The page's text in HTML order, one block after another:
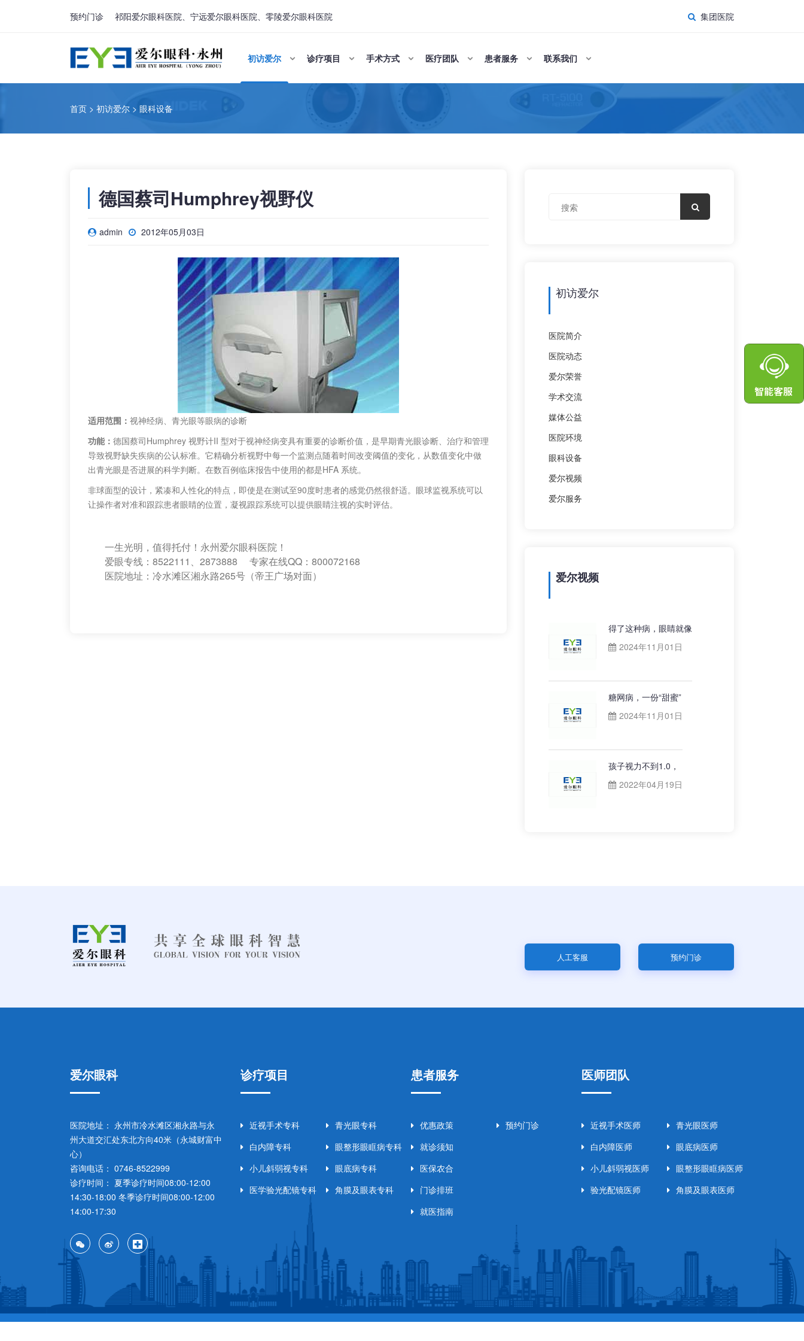
预约门诊 祁阳爱尔眼科医院、宁远爱尔眼科医院、零陵爱尔眼科医院 集团医院
初访爱尔 诊疗项目 手术方式 医疗团队 患者服务 联系我们
首页 > 初访爱尔 > 眼科设备
德国蔡司Humphrey视野仪
admin 2012年05月03日
适用范围： 视神经病、青光眼等眼病的诊断
功能： 德国蔡司Humphrey 视野计II 型对于视神经病变具有重要的诊断价值，是早期青光眼诊断、治疗和管理
导致视野缺失疾病的公认标准。它精确分析视野中每一个监测点随着时间改变阈值的变化，从数值变化中做
出青光眼是否进展的科学判断。在数百例临床报告中使用的都是HFA 系统。
非球面型的设计，紧凑和人性化的特点，即使是在测试至90度时患者的感觉仍然很舒适。眼球监视系统可以
让操作者对准和跟踪患者眼睛的位置，凝视跟踪系统可以提供眼睛注视的实时评估。
一生光明，值得托付！永州爱尔眼科医院！
爱眼专线：8522111、2873888 专家在线QQ：800072168
医院地址：冷水滩区湘永路265号（帝王广场对面）
初访爱尔
医院简介
医院动态
爱尔荣誉
学术交流
媒体公益
医院环境
眼科设备
爱尔视频
爱尔服务
爱尔视频
得了这种病，眼睛就像
2024年11月01日
糖网病，一份“甜蜜”
2024年11月01日
孩子视力不到1.0，
2022年04月19日
人工客服 预约门诊
爱尔眼科
医院地址： 永州市冷水滩区湘永路与永
州大道交汇处东北方向40米（永城财富中
心）
咨询电话： 0746-8522999
诊疗时间： 夏季诊疗时间08:00-12:00
14:30-18:00 冬季诊疗时间08:00-12:00
14:00-17:30
诊疗项目
近视手术专科
白内障专科
小儿斜弱视专科
医学验光配镜专科
青光眼专科
眼整形眼眶病专科
眼底病专科
角膜及眼表专科
患者服务
优惠政策
就诊须知
医保农合
门诊排班
就医指南
预约门诊
医师团队
近视手术医师
白内障医师
小儿斜弱视医师
验光配镜医师
青光眼医师
眼底病医师
眼整形眼眶病医师
角膜及眼表医师